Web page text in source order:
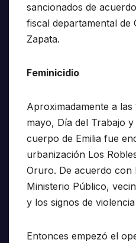
sancionados de
fiscal departamental de
Zapata.
Feminicidio
Aproximadamente a las
mayo, Día del Trabajo
cuerpo de Emilia fue
urbanización Los
Oruro. De acuerdo con
Ministerio Público,
y los signos de
Entonces empezó el